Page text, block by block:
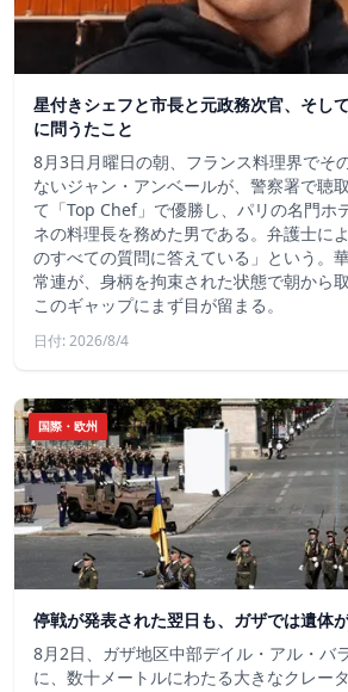
星付きシェフと市長と元政務次官、そし
に問うたこと
8月3日月曜日の朝、フランス料理界でそ
ないジャン・アンベールが、警察署で聴
て「Top Chef」で優勝し、パリの名門ホ
ネの料理長を務めた男である。弁護士に
のすべての質問に答えている」という。
常連が、身柄を拘束された状態で朝か
このギャップにまず目が留まる。
日付: 2026/8/4
国際・欧州
停戦が発表された翌日も、ガザでは遺体
8月2日、ガザ地区中部デイル・アル・バ
に、数十メートルにわたる大きなクレー